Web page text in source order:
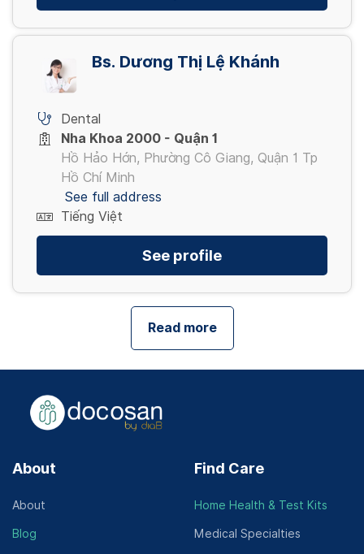
Bs. Dương Thị Lệ Khánh
Dental
Nha Khoa 2000 - Quận 1
Hồ Hảo Hớn, Phường Cô Giang, Quận 1 Tp
Hồ Chí Minh
See full address
Tiếng Việt
See profile
Read more
About
About
Blog
Find Care
Home Health & Test Kits
Medical Specialties